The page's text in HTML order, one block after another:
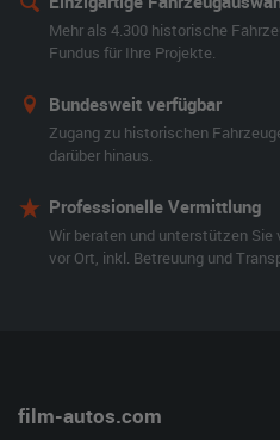
Mehr als 4.300 historische
Fundus für Ihre Projekte.
Bundesweit verfügbar
Zugang zu historischen
darüber hinaus.
Professionelle Vermittlung
Wir beraten und unterstützen Sie
vor Ort, inkl. Betreuung und
film-autos.com